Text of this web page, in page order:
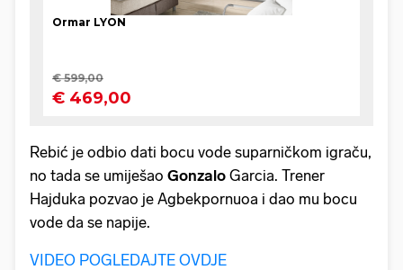
Rebić je odbio dati bocu vode suparničkom igraču,
no tada se umiješao Gonzalo Garcia. Trener
Hajduka pozvao je Agbekpornuoa i dao mu bocu
vode da se napije.
VIDEO POGLEDAJTE OVDJE